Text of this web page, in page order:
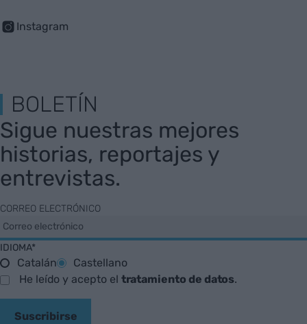
Instagram
BOLETÍN
Sigue nuestras mejores
historias, reportajes y
entrevistas.
CORREO ELECTRÓNICO
IDIOMA*
Catalán
Castellano
He leído y acepto el tratamiento de datos.
Suscribirse